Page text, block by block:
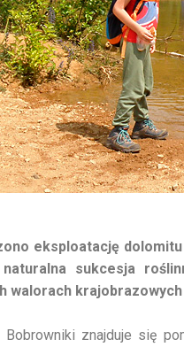
eksploatację
sukcesja
walorach krajobrazowych
Bobrowniki znajduje się